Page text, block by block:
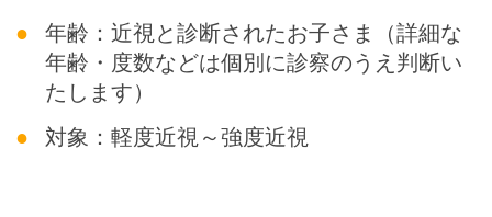
年齢：近視と診断されたお子さま（詳細な
年齢・度数などは個別に診察のうえ判断い
たします）
対象：軽度近視～強度近視